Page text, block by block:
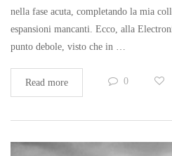
nella fase acuta, completando la mia
espansioni mancanti. Ecco, alla
punto debole, visto che in …
Read more 0